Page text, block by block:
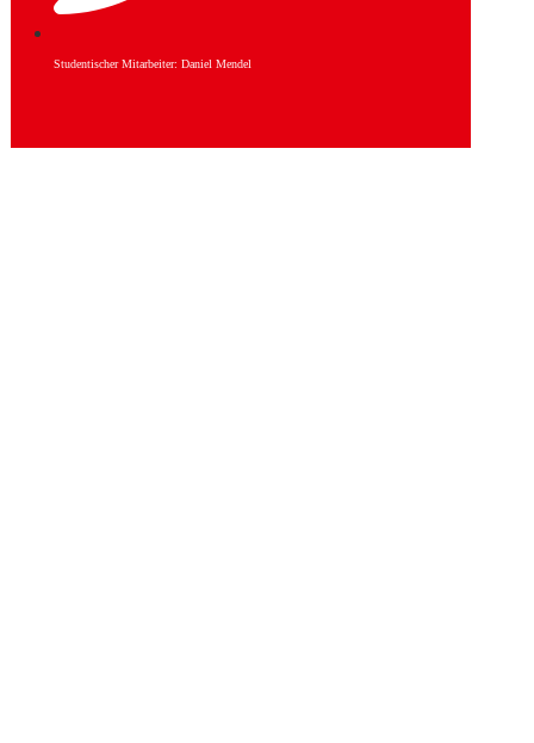
Studentischer Mitarbeiter: Daniel Mendel